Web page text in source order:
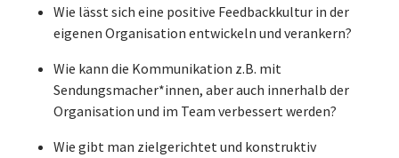
Wie lässt sich eine positive Feedbackkultur in der
eigenen Organisation entwickeln und verankern?
Wie kann die Kommunikation z.B. mit
Sendungsmacher*innen, aber auch innerhalb der
Organisation und im Team verbessert werden?
Wie gibt man zielgerichtet und konstruktiv